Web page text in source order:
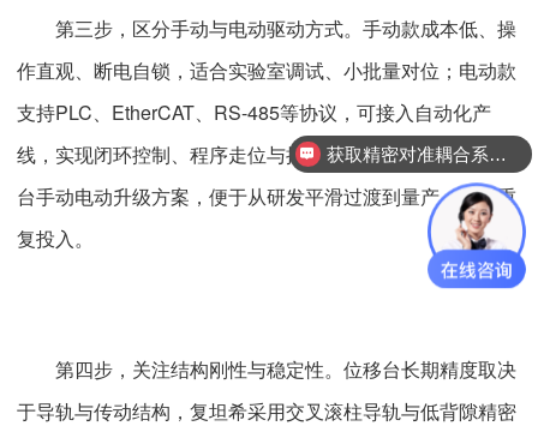
第三步，区分手动与电动驱动方式。手动款成本低、操
作直观、断电自锁，适合实验室调试、小批量对位；电动款
支持PLC、EtherCAT、RS-485等协议，可接入自动化产
线，实现闭环控制、程序走位与批量作业。复坦希提供同平
台手动电动升级方案，便于从研发平滑过渡到量产，降低重
复投入。
第四步，关注结构刚性与稳定性。位移台长期精度取决
于导轨与传动结构，复坦希采用交叉滚柱导轨与低背隙精密
获取精密对准耦合系统技术方案